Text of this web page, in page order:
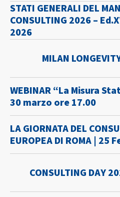
STATI GENERALI DEL
CONSULTING 2026 –
2026
MILAN
WEBINAR “La Misura
30 marzo ore 17.00
LA GIORNATA DEL
EUROPEA DI ROMA | 25
CONSULTING DAY